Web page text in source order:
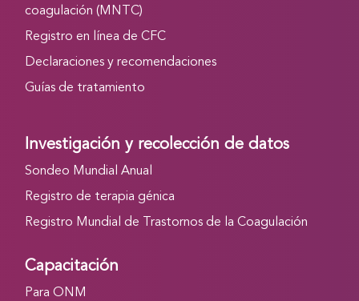
coagulación (MNTC)
Registro en línea de CFC
Declaraciones y recomendaciones
Guías de tratamiento
Investigación y recolección de datos
Sondeo Mundial Anual
Registro de terapia génica
Registro Mundial de Trastornos de la Coagulación
Capacitación
Para ONM